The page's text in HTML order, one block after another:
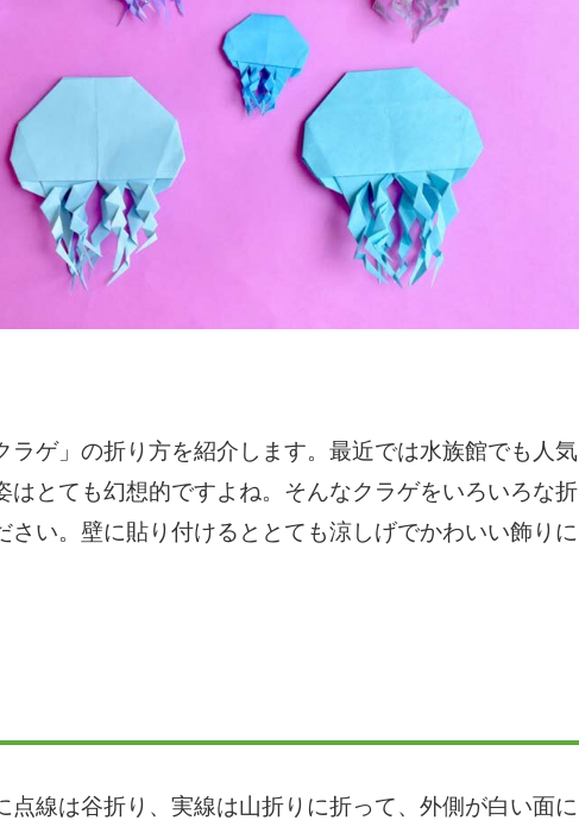
ラゲ」の折り方を紹介します。最近では水族館でも人気
はとても幻想的ですよね。そんなクラゲをいろいろな折
さい。壁に貼り付けるととても涼しげでかわいい飾りに
線は谷折り、実線は山折りに折って、外側が白い面に